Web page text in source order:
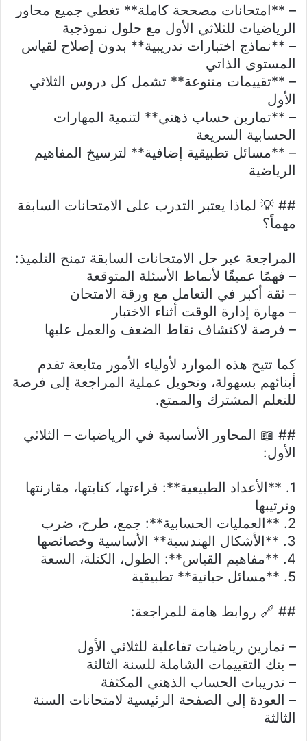
– **امتحانات مصححة كاملة** تغطي جميع محاور
الرياضيات للثلاثي الأول مع حلول نموذجية
– **نماذج اختبارات تدريبية** بدون إصلاح لقياس
المستوى الذاتي
– **تقييمات متنوعة** تشمل كل دروس الثلاثي
الأول
– **تمارين حساب ذهني** لتنمية المهارات
الحسابية السريعة
– **مسائل تطبيقية إضافية** لترسيخ المفاهيم
الرياضية
## 💡 لماذا يعتبر التدرب على الامتحانات السابقة
مهماً؟
المراجعة عبر حل الامتحانات السابقة تمنح التلميذ:
– فهمًا عميقًا لأنماط الأسئلة المتوقعة
– ثقة أكبر في التعامل مع ورقة الامتحان
– مهارة إدارة الوقت أثناء الاختبار
– فرصة لاكتشاف نقاط الضعف والعمل عليها
كما تتيح هذه الموارد لأولياء الأمور متابعة تقدم
أبنائهم بسهولة، وتحويل عملية المراجعة إلى فرصة
للتعلم المشترك والممتع.
## 📖 المحاور الأساسية في الرياضيات – الثلاثي
الأول:
1. **الأعداد الطبيعية**: قراءتها، كتابتها، مقارنتها
وترتيبها
2. **العمليات الحسابية**: جمع، طرح، ضرب
3. **الأشكال الهندسية** الأساسية وخصائصها
4. **مفاهيم القياس**: الطول، الكتلة، السعة
5. **مسائل حياتية** تطبيقية
## 🔗 روابط هامة للمراجعة:
– تمارين رياضيات تفاعلية للثلاثي الأول
– بنك التقييمات الشاملة للسنة الثالثة
– تدريبات الحساب الذهني المكثفة
– العودة إلى الصفحة الرئيسية لامتحانات السنة
الثالثة